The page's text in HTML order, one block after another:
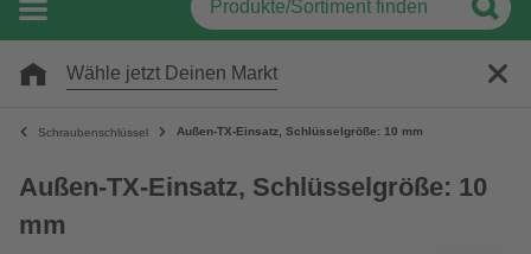
Wähle jetzt Deinen Markt
Schraubenschlüssel Außen-TX-Einsatz, Schlüsselgröße: 10 mm
Außen-TX-Einsatz, Schlüsselgröße: 10
mm